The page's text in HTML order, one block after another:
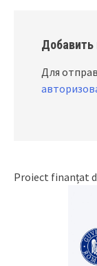
Для
Proiect finanțat